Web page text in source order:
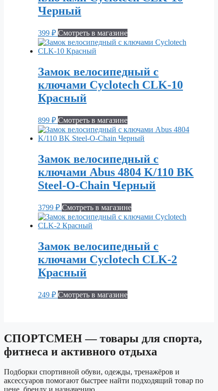
Черный
399 ₽ Смотреть в магазине
Замок велосипедный с
ключами Cyclotech CLK-10
Красный
899 ₽ Смотреть в магазине
Замок велосипедный с
ключами Abus 4804 K/110 BK
Steel-O-Chain Черный
3799 ₽ Смотреть в магазине
Замок велосипедный с
ключами Cyclotech CLK-2
Красный
249 ₽ Смотреть в магазине
СПОРТСМЕН — товары для спорта,
фитнеса и активного отдыха
Подборки спортивной обуви, одежды, тренажёров и
аксессуаров помогают быстрее найти подходящий товар по